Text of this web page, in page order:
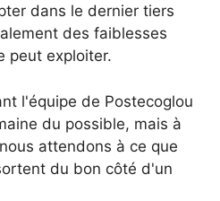
dans le dernier tiers
des faiblesses
peut exploiter.
l'équipe de Postecoglou
du possible, mais à
attendons à ce que
du bon côté d'un